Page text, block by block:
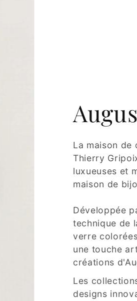
La maison de
Thierry
luxueuses et
maison de
Développée
technique de
verre
une touche
créations
Les
designs